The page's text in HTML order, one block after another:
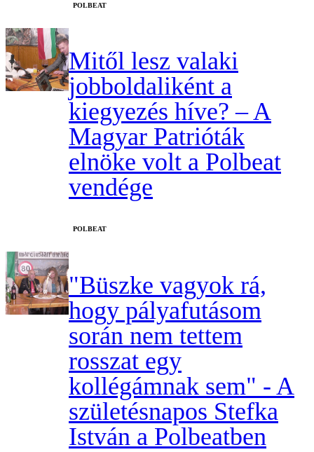
‎POLBEAT
Mitől lesz valaki
jobboldaliként a
kiegyezés híve? – A
Magyar Patrióták
elnöke volt a Polbeat
vendége
‎POLBEAT
"Büszke vagyok rá,
hogy pályafutásom
során nem tettem
rosszat egy
kollégámnak sem" - A
születésnapos Stefka
István a Polbeatben